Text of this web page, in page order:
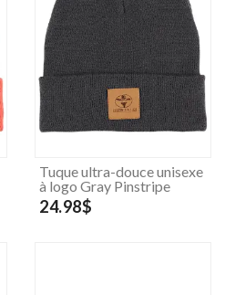
Tuque ultra-douce unisexe
à logo Gray Pinstripe
24.98$